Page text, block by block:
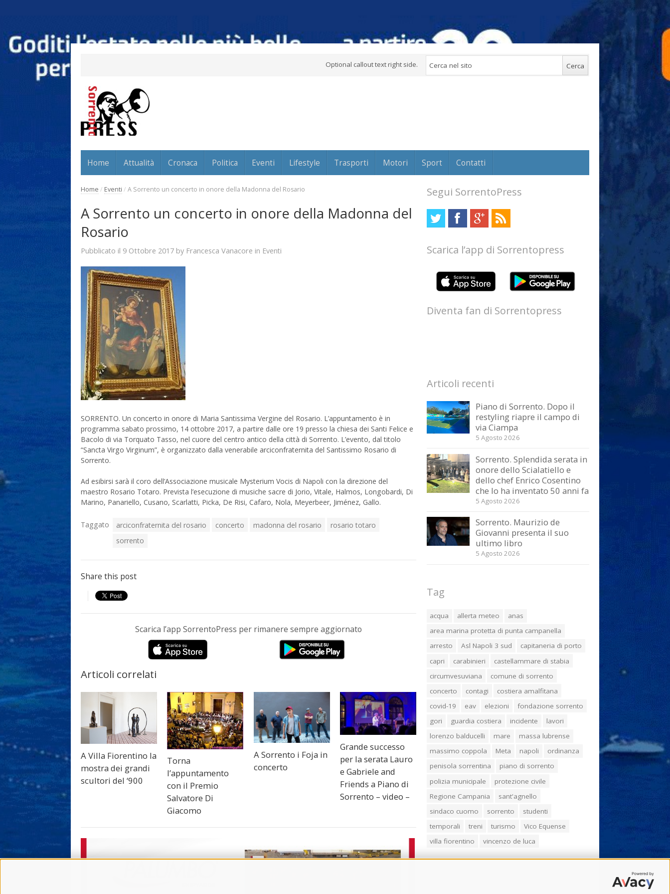
Optional callout text right side.
Home Attualità Cronaca Politica Eventi Lifestyle Trasporti Motori Sport Contatti
Home / Eventi / A Sorrento un concerto in onore della Madonna del Rosario
A Sorrento un concerto in onore della Madonna del
Rosario
Pubblicato il 9 Ottobre 2017 by Francesca Vanacore in Eventi
SORRENTO. Un concerto in onore di Maria Santissima Vergine del Rosario. L’appuntamento è in
programma sabato prossimo, 14 ottobre 2017, a partire dalle ore 19 presso la chiesa dei Santi Felice e
Bacolo di via Torquato Tasso, nel cuore del centro antico della città di Sorrento. L’evento, dal titolo
“Sancta Virgo Virginum”, è organizzato dalla venerabile arciconfraternita del Santissimo Rosario di
Sorrento.
Ad esibirsi sarà il coro dell’Associazione musicale Mysterium Vocis di Napoli con la direzione del
maestro Rosario Totaro. Prevista l’esecuzione di musiche sacre di Jorio, Vitale, Halmos, Longobardi, Di
Marino, Panariello, Cusano, Scarlatti, Picka, De Risi, Cafaro, Nola, Meyerbeer, Jiménez, Gallo.
Taggato arciconfraternita del rosario concerto madonna del rosario
rosario totaro
sorrento
Share this post
Scarica l’app SorrentoPress per rimanere sempre aggiornato
Articoli correlati
A Villa Fiorentino la
mostra dei grandi
scultori del ‘900
Torna
l’appuntamento
con il Premio
Salvatore Di
Giacomo
A Sorrento i Foja in
concerto
Grande successo
per la serata Lauro
e Gabriele and
Friends a Piano di
Sorrento – video –
Segui SorrentoPress
Scarica l’app di Sorrentopress
Diventa fan di Sorrentopress
Articoli recenti
Piano di Sorrento. Dopo il
restyling riapre il campo di
via Ciampa
5 Agosto 2026
Sorrento. Splendida serata in
onore dello Scialatiello e
dello chef Enrico Cosentino
che lo ha inventato 50 anni fa
5 Agosto 2026
Sorrento. Maurizio de
Giovanni presenta il suo
ultimo libro
5 Agosto 2026
Tag
acqua allerta meteo
anas
area marina protetta di punta campanella
arresto
Asl Napoli 3 sud
capitaneria di porto
capri
carabinieri
castellammare di stabia
circumvesuviana
comune di sorrento
concerto
contagi
costiera amalfitana
covid-19
eav elezioni
fondazione sorrento
gori
guardia costiera incidente
lavori
lorenzo balducelli
mare
massa lubrense
massimo coppola
Meta napoli
ordinanza
penisola sorrentina
piano di sorrento
polizia municipale
protezione civile
Regione Campania
sant'agnello
sindaco cuomo
sorrento
studenti
temporali
treni turismo
Vico Equense
villa fiorentino
vincenzo de luca